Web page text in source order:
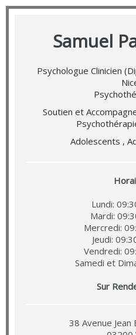
Samuel
Psychologue Clinicien
Soutien et
Adolescents ,
Lundi:
Mardi:
Mercredi:
Jeudi:
Vendredi:
Samedi et
Sur
38 Avenue